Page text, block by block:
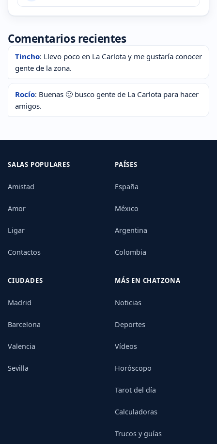
Comentarios recientes
Tincho: Llevo poco en La Carlota y me gustaría conocer
gente de la zona.
Rocío: Buenas 🙂 busco gente de La Carlota para hacer
amigos.
SALAS POPULARES
Amistad
Amor
Ligar
Contactos
PAÍSES
España
México
Argentina
Colombia
CIUDADES
Madrid
Barcelona
Valencia
Sevilla
MÁS EN CHATZONA
Noticias
Deportes
Vídeos
Horóscopo
Tarot del día
Calculadoras
Trucos y guías